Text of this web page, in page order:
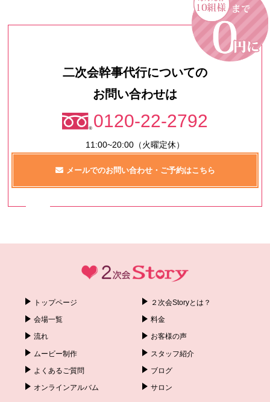
二次会幹事代行についての
お問い合わせは
0120-22-2792
11:00~20:00（火曜定休）
メールでのお問い合わせ・ご予約はこちら
トップページ ２次会Storyとは？
会場一覧 料金
流れ お客様の声
ムービー制作 スタッフ紹介
よくあるご質問 ブログ
オンラインアルバム サロン